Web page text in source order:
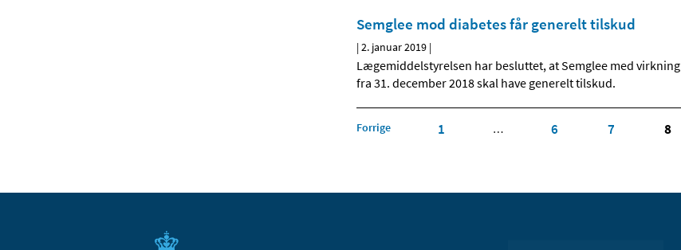
Semglee mod diabetes får generelt tilskud
|2. januar 2019 |
Lægemiddelstyrelsen har besluttet, at Semglee med virkning
fra 31. december 2018 skal have generelt tilskud.
Forrige 1 … 6 7 8